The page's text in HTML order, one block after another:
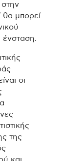
θα μπορεί
ένσταση.
οι
της